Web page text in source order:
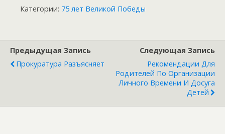
Категории: 75 лет Великой Победы
Предыдущая Запись
Прокуратура Разъясняет
Следующая Запись
Рекомендации Для
Родителей По Организации
Личного Времени И Досуга
Детей